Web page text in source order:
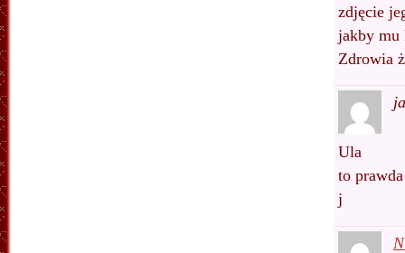
zdjęcie
jakby mu
Zdrowia
Ula
to
j